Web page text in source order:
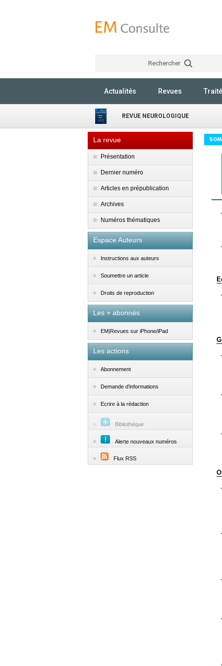
Rechercher
Actualités Revues
REVUE NEUROLOGIQUE
La revue
Présentation
Dernier numéro
Articles en prépublication
Archives
Numéros thématiques
Espace Auteurs
Instructions aux auteurs
Soumettre un article
Droits de reproduction
Les + abonnés
EM|Revues sur iPhone/iPad
Les actions
Abonnement
Demande d'informations
Ecrire à la rédaction
Bibliothèque
Alerte nouveaux numéros
Flux RSS